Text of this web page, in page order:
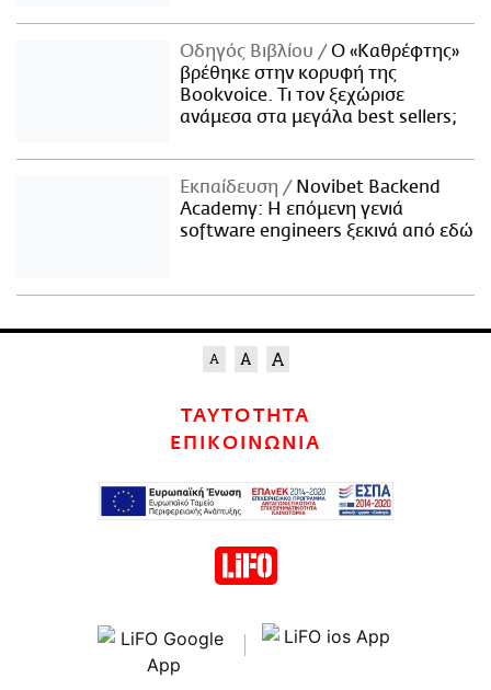
Οδηγός Βιβλίου
Ο «Καθρέφτης»
βρέθηκε στην κορυφή της
Bookvoice. Τι τον ξεχώρισε
ανάμεσα στα μεγάλα best sellers;
Εκπαίδευση
Novibet Backend
Academy: Η επόμενη γενιά
software engineers ξεκινά από εδώ
ΤΑΥΤΟΤΗΤΑ
ΕΠΙΚΟΙΝΩΝΙΑ